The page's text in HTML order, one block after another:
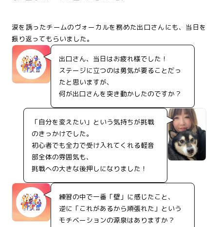
涙を誘ったチームのヴォーカルを務めた出口さんにも、当日を
振り返ってもらいました。
出口さん、当日はお疲れ様でした！
ステージに立つのは勇気が要ることだっ
たと思いますが、
何が出口さんを突き動かしたのですか？
「自分を変えたい」という気持ちが挑戦
のきっかけでした。
初心者でも全力で受け入れてくれる軽音
部全体の雰囲気も、
挑戦への大きな後押しになりました！
練習の中で一番「壁」に感じたこと、
逆に「これがあるから頑張れた」という
モチベーションの源泉はありますか？